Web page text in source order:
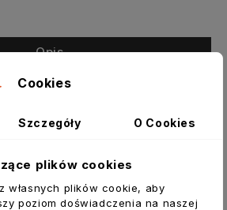
Opis
produktu
pozwala na zamknięcie
systemu.
Cookies
Szczegóły O Cookies
plików cookies
własnych plików cookie, aby
poziom doświadczenia na naszej